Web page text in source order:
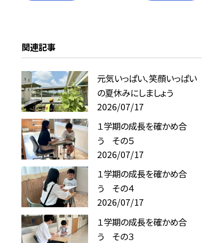
関連記事
元気いっぱい、笑顔いっぱい
の夏休みにしましょう
2026/07/17
１学期の成長を確かめ合
う その５
2026/07/17
１学期の成長を確かめ合
う その４
2026/07/17
１学期の成長を確かめ合
う その３